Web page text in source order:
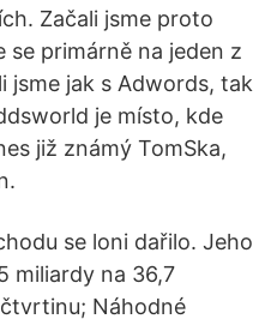
Začali jsme proto
se primárně na jeden z
jsme jak s Adwords, tak
je místo, kde
již známý TomSka,
se loni dařilo. Jeho
miliardy na 36,7
Náhodné